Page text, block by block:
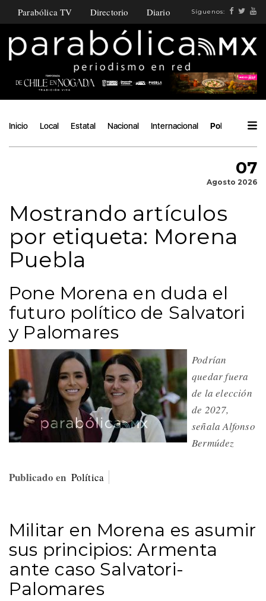
Parabólica TV Directorio Diario Síguenos:
Inicio Local Estatal Nacional Internacional Política
07
Agosto 2026
Mostrando artículos
por etiqueta: Morena
Puebla
Pone Morena en duda el
futuro político de Salvatori
y Palomares
Podrían
quedar fuera
de la elección
de 2027,
señala Alfonso
Bermúdez
Publicado en Política
Militar en Morena es asumir
sus principios: Armenta
ante caso Salvatori-
Palomares